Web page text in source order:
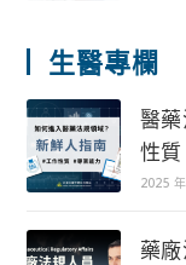
生醫專欄
醫
性
2025
藥